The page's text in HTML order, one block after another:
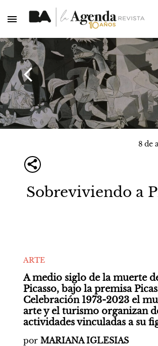
8 de
Sobreviviendo a
ARTE
A medio siglo de la muerte
Picasso, bajo la premisa
Celebración 1973-2023 el
arte y el turismo organizan
actividades vinculadas a su
por MARIANA IGLESIAS